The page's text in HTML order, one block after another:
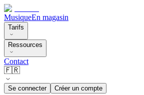
MusiqueEn magasin
Tarifs
Ressources
Contact
🇫🇷
Se connecter Créer un compte